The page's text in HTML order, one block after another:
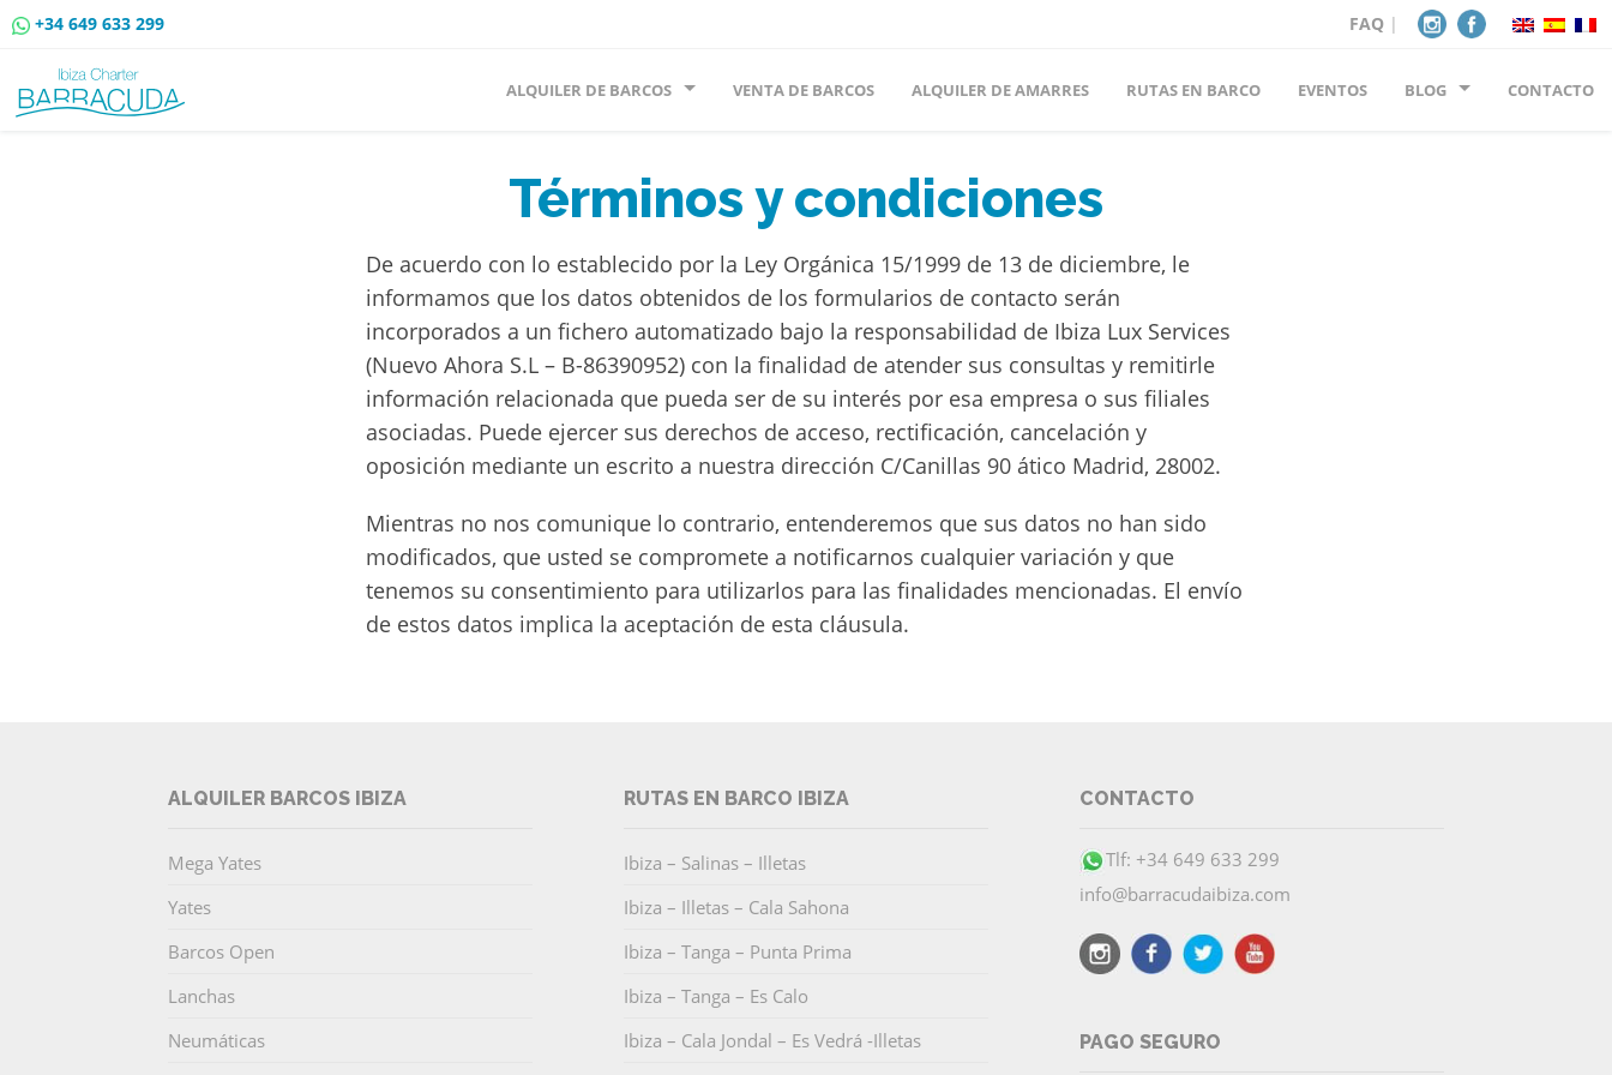
+34 649 633 299 FAQ|
ALQUILER DE BARCOS VENTA DE BARCOS ALQUILER DE AMARRES RUTAS EN BARCO EVENTOS BLOG CONTACTO
Términos y condiciones
De acuerdo con lo establecido por la Ley Orgánica 15/1999 de 13 de diciembre, le
informamos que los datos obtenidos de los formularios de contacto serán
incorporados a un fichero automatizado bajo la responsabilidad de Ibiza Lux Services
(Nuevo Ahora S.L – B-86390952) con la finalidad de atender sus consultas y remitirle
información relacionada que pueda ser de su interés por esa empresa o sus filiales
asociadas. Puede ejercer sus derechos de acceso, rectificación, cancelación y
oposición mediante un escrito a nuestra dirección C/Canillas 90 ático Madrid, 28002.
Mientras no nos comunique lo contrario, entenderemos que sus datos no han sido
modificados, que usted se compromete a notificarnos cualquier variación y que
tenemos su consentimiento para utilizarlos para las finalidades mencionadas. El envío
de estos datos implica la aceptación de esta cláusula.
ALQUILER BARCOS IBIZA
Mega Yates
Yates
Barcos Open
Lanchas
Neumáticas
RUTAS EN BARCO IBIZA
Ibiza – Salinas – Illetas
Ibiza – Illetas – Cala Sahona
Ibiza – Tanga – Punta Prima
Ibiza – Tanga – Es Calo
Ibiza – Cala Jondal – Es Vedrá -Illetas
CONTACTO
Tlf: +34 649 633 299
info@barracudaibiza.com
PAGO SEGURO